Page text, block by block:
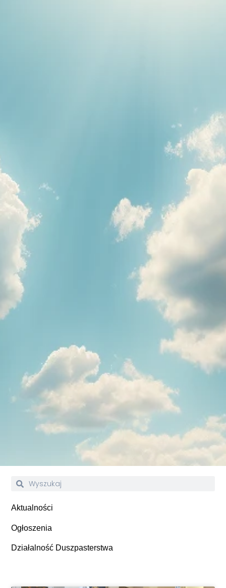
Aktualności
Ogłoszenia
Działalność Duszpasterstwa